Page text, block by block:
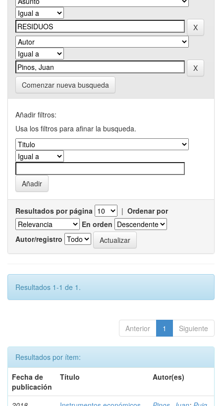
Comenzar nueva busqueda
Añadir filtros:
Usa los filtros para afinar la busqueda.
Resultados por página | Ordenar por
En orden
Autor/registro
Resultados 1-1 de 1.
Anterior 1 Siguiente
Resultados por ítem:
Fecha de
publicación
Título Autor(es)